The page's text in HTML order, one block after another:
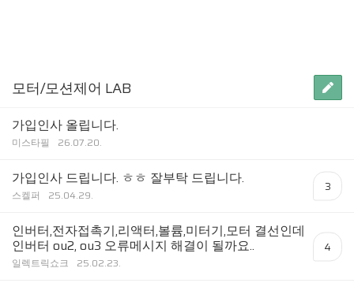
모터/모션제어 LAB
가입인사 올립니다.
미스타필 26.07.20.
가입인사 드립니다. ㅎㅎ 잘부탁 드립니다.
스켈퍼 25.04.29.
3
인버터,전자접촉기,리액터,볼륨,미터기,모터 결선인데
인버터 ou2, ou3 오류메시지 해결이 될까요..
일렉트릭쇼크 25.02.23.
4